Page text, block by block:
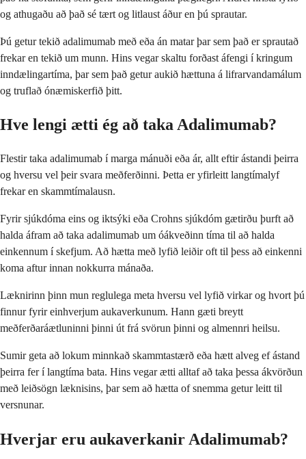
og athugaðu að það sé tært og litlaust áður en þú sprautar.
Þú getur tekið adalimumab með eða án matar þar sem það er sprautað
frekar en tekið um munn. Hins vegar skaltu forðast áfengi í kringum
inndælingartíma, þar sem það getur aukið hættuna á lifrarvandamálum
og truflað ónæmiskerfið þitt.
Hve lengi ætti ég að taka Adalimumab?
Flestir taka adalimumab í marga mánuði eða ár, allt eftir ástandi þeirra
og hversu vel þeir svara meðferðinni. Þetta er yfirleitt langtímalyf
frekar en skammtímalausn.
Fyrir sjúkdóma eins og iktsýki eða Crohns sjúkdóm gætirðu þurft að
halda áfram að taka adalimumab um óákveðinn tíma til að halda
einkennum í skefjum. Að hætta með lyfið leiðir oft til þess að einkenni
koma aftur innan nokkurra mánaða.
Læknirinn þinn mun reglulega meta hversu vel lyfið virkar og hvort þú
finnur fyrir einhverjum aukaverkunum. Hann gæti breytt
meðferðaráætluninni þinni út frá svörun þinni og almennri heilsu.
Sumir geta að lokum minnkað skammtastærð eða hætt alveg ef ástand
þeirra fer í langtíma bata. Hins vegar ætti alltaf að taka þessa ákvörðun
með leiðsögn læknisins, þar sem að hætta of snemma getur leitt til
versnunar.
Hverjar eru aukaverkanir Adalimumab?